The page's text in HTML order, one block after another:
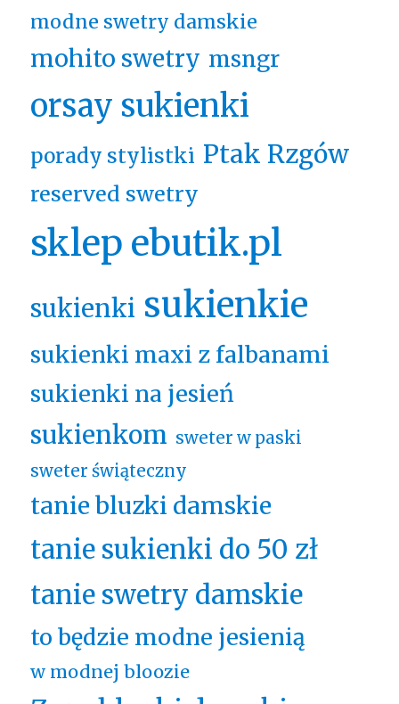
modne swetry damskie
mohito swetry msngr
orsay sukienki
porady stylistki Ptak Rzgów
reserved swetry
sklep ebutik.pl
sukienki sukienkie
sukienki maxi z falbanami
sukienki na jesień
sukienkom sweter w paski
sweter świąteczny
tanie bluzki damskie
tanie sukienki do 50 zł
tanie swetry damskie
to będzie modne jesienią
w modnej bloozie